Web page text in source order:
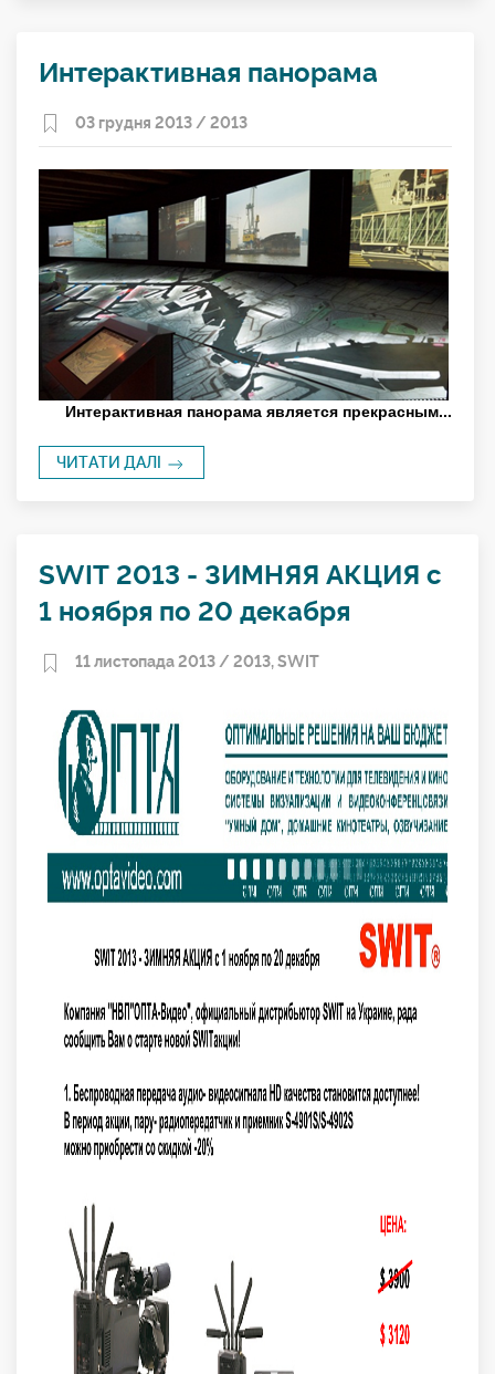
Интерактивная панорама
03 грудня 2013 / 2013
Интерактивная панорама является прекрасным...
ЧИТАТИ ДАЛІ
SWIT 2013 - ЗИМНЯЯ АКЦИЯ с
1 ноября по 20 декабря
11 листопада 2013 / 2013,SWIT